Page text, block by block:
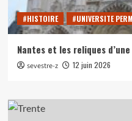
#HISTOIRE #UNIVERSITE
Nantes et les reliques
sevestre-z 12 juin 2026